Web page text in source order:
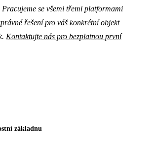
Pracujeme se všemi třemi platformami
řešení pro váš konkrétní objekt
Kontaktujte nás pro bezplatnou první
základnu